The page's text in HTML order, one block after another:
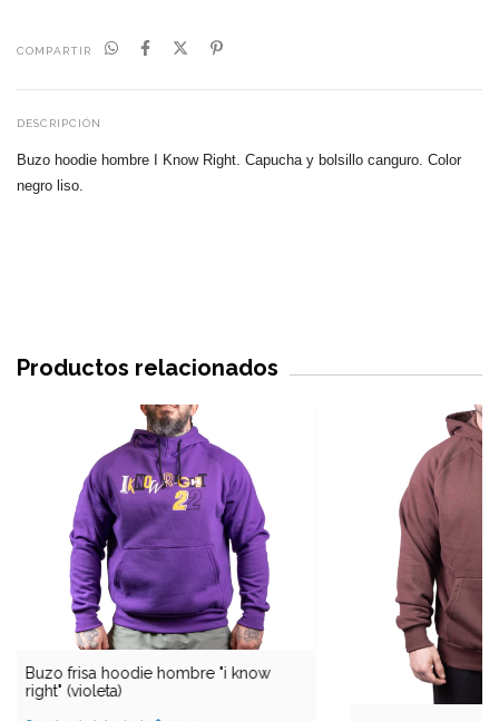
COMPARTIR
DESCRIPCIÓN
Buzo hoodie hombre I Know Right. Capucha y bolsillo canguro. Color
negro liso.
Productos relacionados
Buzo frisa hoodie hombre "i know
right" (violeta)